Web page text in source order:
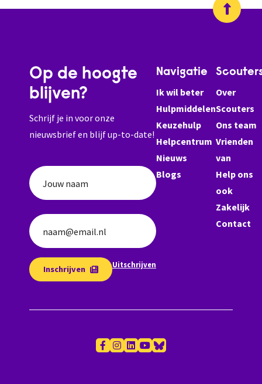
Op de hoogte
blijven?
Schrijf je in voor onze
nieuwsbrief en blijf up-to-date!
Jouw naam
naam@email.nl
Inschrijven Uitschrijven
Navigatie
Ik wil beter
Hulpmiddelen
Keuzehulp
Helpcentrum
Nieuws
Blogs
Over
Scouters
Ons team
Vrienden
van
Help ons
ook
Zakelijk
Contact